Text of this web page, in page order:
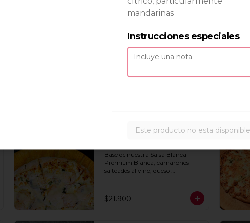
All in one XL
Base de nuestra Salsa Blanca
Premium Blanca, camarones
salteados al vino, queso
$21.900
mandarinas
Instrucciones especiales
Este producto no esta disponible